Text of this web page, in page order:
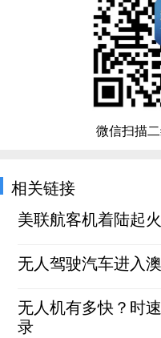
微信扫描
相关链接
美联航客机着陆起
无人驾驶汽车进入
无人机有多快？时
录